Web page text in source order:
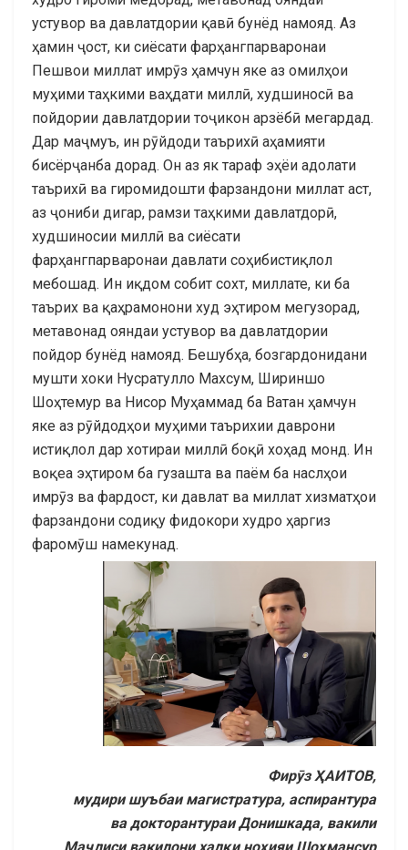
устувор ва давлатдории қавӣ бунёд намояд. Аз
ҳамин ҷост, ки сиёсати фарҳангпарваронаи
Пешвои миллат имрӯз ҳамчун яке аз омилҳои
муҳими таҳкими ваҳдати миллӣ, худшиносӣ ва
пойдории давлатдории тоҷикон арзёбӣ мегардад.
Дар маҷмуъ, ин рӯйдоди таърихӣ аҳамияти
бисёрҷанба дорад. Он аз як тараф эҳёи адолати
таърихӣ ва гиромидошти фарзандони миллат аст,
аз ҷониби дигар, рамзи таҳкими давлатдорӣ,
худшиносии миллӣ ва сиёсати
фарҳангпарваронаи давлати соҳибистиқлол
мебошад. Ин иқдом собит сохт, миллате, ки ба
таърих ва қаҳрамонони худ эҳтиром мегузорад,
метавонад ояндаи устувор ва давлатдории
пойдор бунёд намояд. Бешубҳа, бозгардонидани
мушти хоки Нусратулло Махсум, Шириншо
Шоҳтемур ва Нисор Муҳаммад ба Ватан ҳамчун
яке аз рӯйдодҳои муҳими таърихии даврони
истиқлол дар хотираи миллӣ боқӣ хоҳад монд. Ин
воқеа эҳтиром ба гузашта ва паём ба наслҳои
имрӯз ва фардост, ки давлат ва миллат хизматҳои
фарзандони содиқу фидокори худро ҳаргиз
фаромӯш намекунад.
Фирӯз ҲАИТОВ,
мудири шуъбаи магистратура, аспирантура
ва докторантураи Донишкада, вакили